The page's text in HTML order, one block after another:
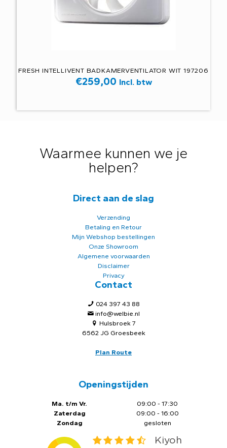
FRESH INTELLIVENT BADKAMERVENTILATOR WIT 197206
€259,00 Incl. btw
Waarmee kunnen we je
helpen?
Direct aan de slag
Verzending
Betaling en Retour
Mijn Webshop bestellingen
Onze Showroom
Algemene voorwaarden
Disclaimer
Privacy
Contact
024 397 43 88
info@welbie.nl
Hulsbroek 7
6562 JG Groesbeek
Plan Route
Openingstijden
Ma. t/m Vr.
Zaterdag
Zondag
09:00 - 17:30
09:00 - 16:00
gesloten